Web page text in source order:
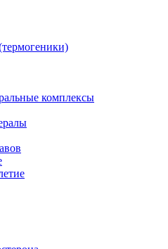
комплексы